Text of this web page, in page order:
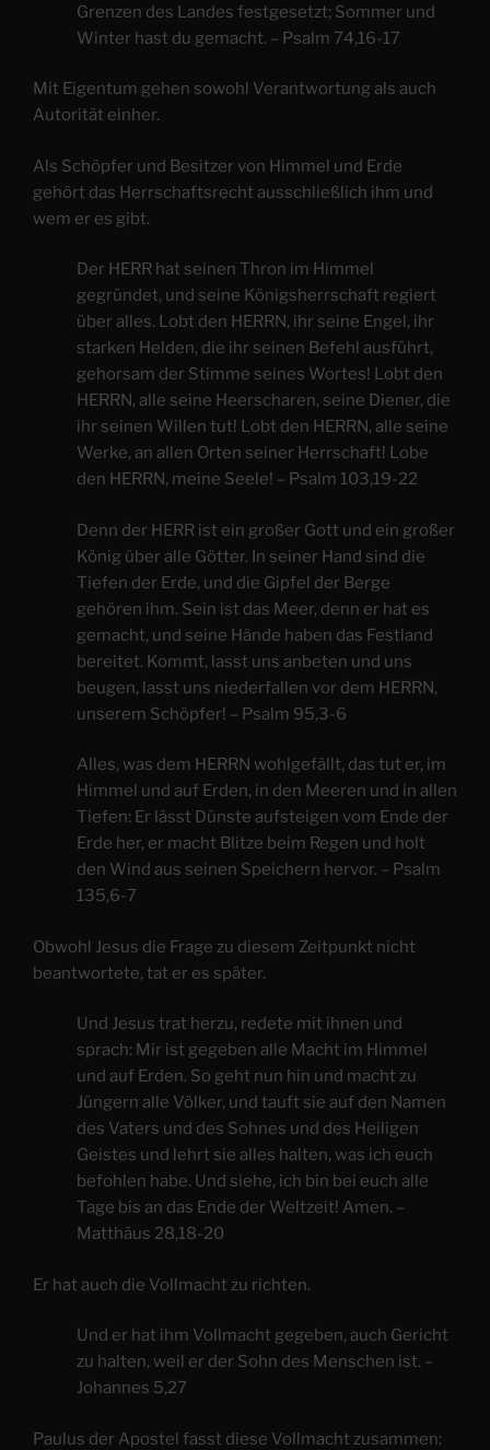
Grenzen des Landes festgesetzt; Sommer und
Winter hast du gemacht. – Psalm 74,16-17
Mit Eigentum gehen sowohl Verantwortung als auch
Autorität einher.
Als Schöpfer und Besitzer von Himmel und Erde
gehört das Herrschaftsrecht ausschließlich ihm und
wem er es gibt.
Der HERR hat seinen Thron im Himmel
gegründet, und seine Königsherrschaft regiert
über alles. Lobt den HERRN, ihr seine Engel, ihr
starken Helden, die ihr seinen Befehl ausführt,
gehorsam der Stimme seines Wortes! Lobt den
HERRN, alle seine Heerscharen, seine Diener, die
ihr seinen Willen tut! Lobt den HERRN, alle seine
Werke, an allen Orten seiner Herrschaft! Lobe
den HERRN, meine Seele! – Psalm 103,19-22
Denn der HERR ist ein großer Gott und ein großer
König über alle Götter. In seiner Hand sind die
Tiefen der Erde, und die Gipfel der Berge
gehören ihm. Sein ist das Meer, denn er hat es
gemacht, und seine Hände haben das Festland
bereitet. Kommt, lasst uns anbeten und uns
beugen, lasst uns niederfallen vor dem HERRN,
unserem Schöpfer! – Psalm 95,3-6
Alles, was dem HERRN wohlgefällt, das tut er, im
Himmel und auf Erden, in den Meeren und in allen
Tiefen: Er lässt Dünste aufsteigen vom Ende der
Erde her, er macht Blitze beim Regen und holt
den Wind aus seinen Speichern hervor. – Psalm
135,6-7
Obwohl Jesus die Frage zu diesem Zeitpunkt nicht
beantwortete, tat er es später.
Und Jesus trat herzu, redete mit ihnen und
sprach: Mir ist gegeben alle Macht im Himmel
und auf Erden. So geht nun hin und macht zu
Jüngern alle Völker, und tauft sie auf den Namen
des Vaters und des Sohnes und des Heiligen
Geistes und lehrt sie alles halten, was ich euch
befohlen habe. Und siehe, ich bin bei euch alle
Tage bis an das Ende der Weltzeit! Amen. –
Matthäus 28,18-20
Er hat auch die Vollmacht zu richten.
Und er hat ihm Vollmacht gegeben, auch Gericht
zu halten, weil er der Sohn des Menschen ist. –
Johannes 5,27
Paulus der Apostel fasst diese Vollmacht zusammen: